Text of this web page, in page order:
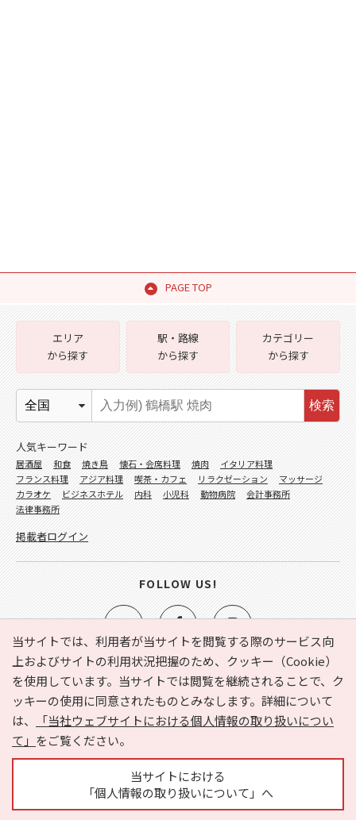
PAGE TOP
当サイトでは、利用者が当サイトを閲覧する際のサービス向
上およびサイトの利用状況把握のため、クッキー（Cookie）
を使用しています。当サイトでは閲覧を継続されることで、ク
ッキーの使用に同意されたものとみなします。詳細について
は、
「当社ウェブサイトにおける個人情報の取り扱いについ
て」 をご覧ください。
当サイトにおける
「個人情報の取り扱いについて」へ
e-NAVITA（イーナビタ）とは？ お気に入り
ヘルプ
利用規約
個人情報の取り扱いについて
運営会社
サイトマップ
広告掲載に関するお問い合わせ
エリア
から探す
駅・路線
から探す
カテゴリー
から探す
検索
人気キーワード
居酒屋 和食 焼き鳥 懐石・会席料理 焼肉
イタリア料理
フランス料理
アジア料理 喫茶・カフェ リラクゼーション
マッサージ
カラオケ
ビジネスホテル 内科 小児科 動物病院
会計事務所
法律事務所
掲載者ログイン
FOLLOW US!